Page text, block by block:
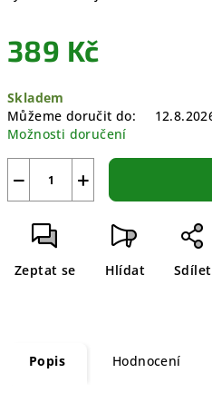
389 Kč
cena:
Skladem
Můžeme doručit do:
Možnosti doručení
+
−
Zeptat se Hlídat Sdílet
Popis Hodnocení